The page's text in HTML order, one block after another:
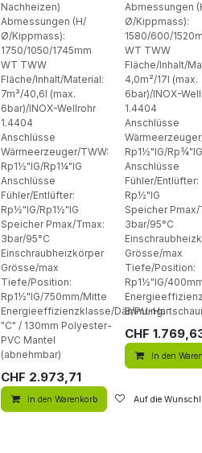
Nachheizen)
Abmessungen (H/
Ø/Kippmass):
1750/1050/1745mm
WT TWW
Fläche/Inhalt/Material:
7m²/40,6l (max.
6bar)/INOX-Wellrohr
1.4404
Anschlüsse
Wärmeerzeuger/TWW:
Rp1½"IG/Rp1¼"IG
Anschlüsse
Fühler/Entlüfter:
Rp½"IG/Rp1½"IG
Speicher Pmax/Tmax:
3bar/95°C
Einschraubheizkörper
Grösse/max
Tiefe/Position:
Rp1½"IG/750mm/Mitte
Energieeffizienzklasse/Dämmung:
"C" / 130mm Polyester-
PVC Mantel
(abnehmbar)
CHF 2.973,71
In den Warenkorb Auf die
Abmessungen
Ø/Kippmass):
1580/600/
WT TWW
Fläche/Inhalt/
4,0m²/17l (max.
6bar)/INOX-
1.4404
Anschlüsse
Rp1½"IG/Rp¾"IG
Anschlüsse
Fühler/Entlüfter:
Rp½"IG
Speicher Pmax/
3bar/95°C
Grösse/max
Tiefe/Position:
Rp1½"IG/
B/PU-
CHF
In den